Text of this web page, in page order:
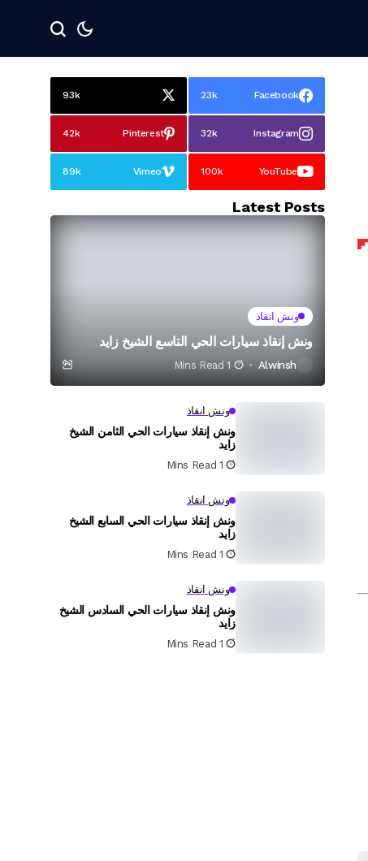
Facebook
23k
93k
Instagram
32k
Pinterest
42k
YouTube
100k
Vimeo
89k
Latest Posts
ونش انقاذ
ونش إنقاذ سيارات الحي التاسع الشيخ زايد
Alwinsh
1 Mins Read
ونش انقاذ
ونش إنقاذ سيارات الحي الثامن الشيخ
زايد
1 Mins Read
ونش انقاذ
ونش إنقاذ سيارات الحي السابع الشيخ
زايد
1 Mins Read
ونش انقاذ
ونش إنقاذ سيارات الحي السادس الشيخ
زايد
1 Mins Read